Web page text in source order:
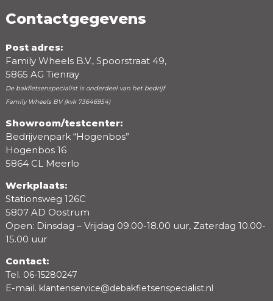
Contactgegevens
Post adres:
Family Wheels B.V., Spoorstraat 49,
5865 AG Tienray
De bakfietsenspecialist is onderdeel van het bedrijf
Family Wheels BV (kvk 73646954)
Showroom/testcenter:
Bedrijvenpark “Hogenbos”
Hogenbos 16
5864 CL Meerlo
Werkplaats:
Stationsweg 126C
5807 AD Oostrum
Open: Dinsdag – Vrijdag 09.00-18.00 uur, Zaterdag 10.00-
15.00 uur
Contact:
Tel. 06-15280247
E-mail. klantenservice@debakfietsenspecialist.nl